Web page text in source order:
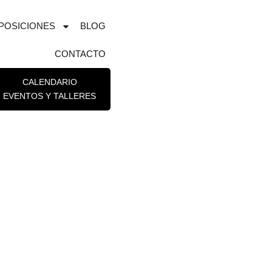
BLOG
CONTACTO
CALENDARIO
EVENTOS Y TALLERES